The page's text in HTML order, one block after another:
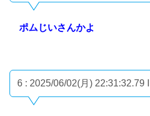
ポムじいさんかよ
6 : 2025/06/02(月) 22:31:32.79